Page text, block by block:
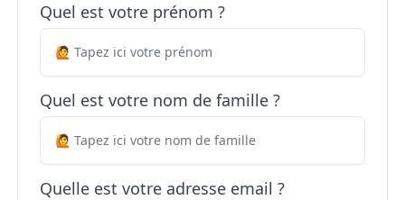
Quel est votre prénom ?
Quel est votre nom de famille ?
Quelle est votre adresse email ?